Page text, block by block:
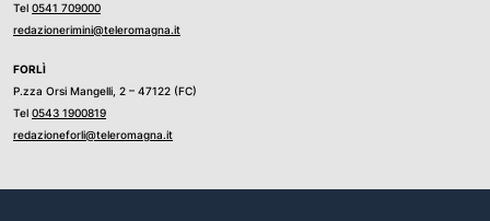
Tel 0541 709000
redazionerimini@teleromagna.it
FORLÌ
P.zza Orsi Mangelli, 2 – 47122 (FC)
Tel 0543 1900819
redazioneforli@teleromagna.it